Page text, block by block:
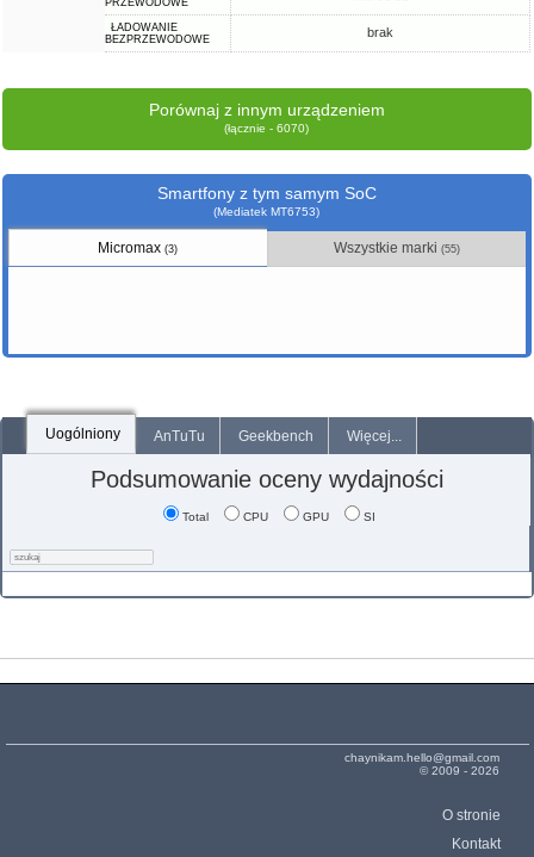
PRZEWODOWE
ŁADOWANIE
BEZPRZEWODOWE
brak
Porównaj z innym urządzeniem
(łącznie - 6070)
Smartfony z tym samym SoC
(Mediatek MT6753)
Micromax(3) Wszystkie marki (55)
Uogólniony AnTuTu Geekbench Więcej...
Podsumowanie oceny wydajności
Total CPU GPU SI
chaynikam.hello@gmail.com
© 2009 - 2026
O stronie
Kontakt